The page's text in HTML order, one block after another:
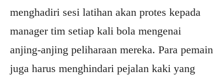
menghadiri sesi latihan akan protes kepada
manager tim setiap kali bola mengenai
anjing-anjing peliharaan mereka. Para pemain
juga harus menghindari pejalan kaki yang